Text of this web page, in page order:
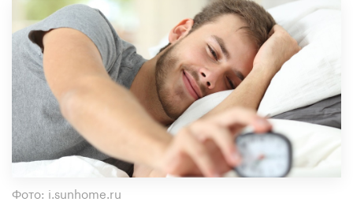
Фото: i.sunhome.ru